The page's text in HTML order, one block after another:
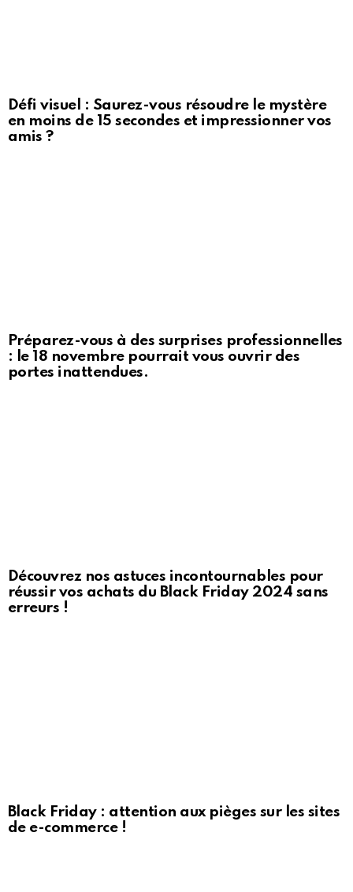
Défi visuel : Saurez-vous résoudre le mystère
en moins de 15 secondes et impressionner vos
amis ?
Préparez-vous à des surprises professionnelles
: le 18 novembre pourrait vous ouvrir des
portes inattendues.
Découvrez nos astuces incontournables pour
réussir vos achats du Black Friday 2024 sans
erreurs !
Black Friday : attention aux pièges sur les sites
de e-commerce !